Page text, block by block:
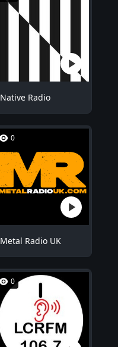
Native Radio
0
Metal Radio UK
0